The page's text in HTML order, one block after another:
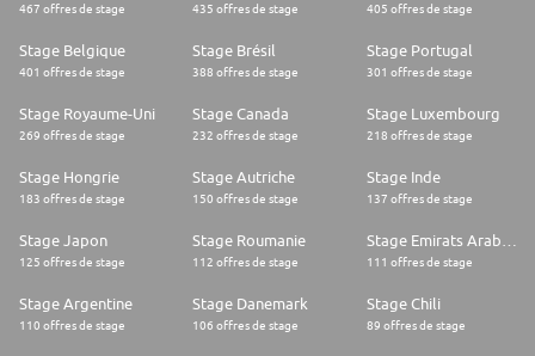
467 offres de stage 435 offres de stage 405 offres de stage
Stage Belgique
401 offres de stage
Stage Brésil
388 offres de stage
Stage Portugal
301 offres de stage
Stage Royaume-Uni
269 offres de stage
Stage Canada
232 offres de stage
Stage Luxembourg
218 offres de stage
Stage Hongrie
183 offres de stage
Stage Autriche
150 offres de stage
Stage Inde
137 offres de stage
Stage Japon
125 offres de stage
Stage Roumanie
112 offres de stage 111 offres de stage
Stage Argentine
110 offres de stage
Stage Danemark
106 offres de stage
Stage Chili
89 offres de stage